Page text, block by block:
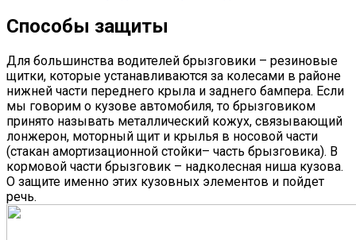
Способы защиты
Для большинства водителей брызговики – резиновые
щитки, которые устанавливаются за колесами в районе
нижней части переднего крыла и заднего бампера. Если
мы говорим о кузове автомобиля, то брызговиком
принято называть металлический кожух, связывающий
лонжерон, моторный щит и крылья в носовой части
(стакан амортизационной стойки– часть брызговика). В
кормовой части брызговик – надколесная ниша кузова.
О защите именно этих кузовных элементов и пойдет
речь.